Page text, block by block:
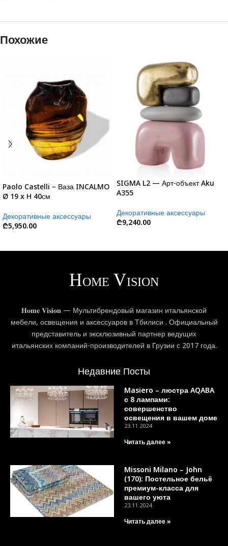
Похожие
Paolo Castelli – Ваза INCALMO
Ø 19 x H 40см
Декоративные аксессуары
₾5,950.00
SIGMA L2 — Арт-объект Aku
A355
Декоративные аксессуары
₾9,240.00
𝐇𝐨𝐦𝐞 𝐕𝐢𝐬𝐢𝐨𝐧 — Мультибрендовый магазин итальянской
мебели, освещения и аксессуаров в Тбилиси . Официальный
представитель и эксклюзивный партнер ведущих
итальянских компаний-производителей в Грузии с 2017 года.
Недавние Посты
Masiero – люстра AQABA
с 8 лампами:
совершенство
освещения в вашем доме
23.11.2024
Читать далее »
Missoni Milano – John
(170): Постельное бельё
премиум-класса для
вашего уюта
23.11.2024
Читать далее »